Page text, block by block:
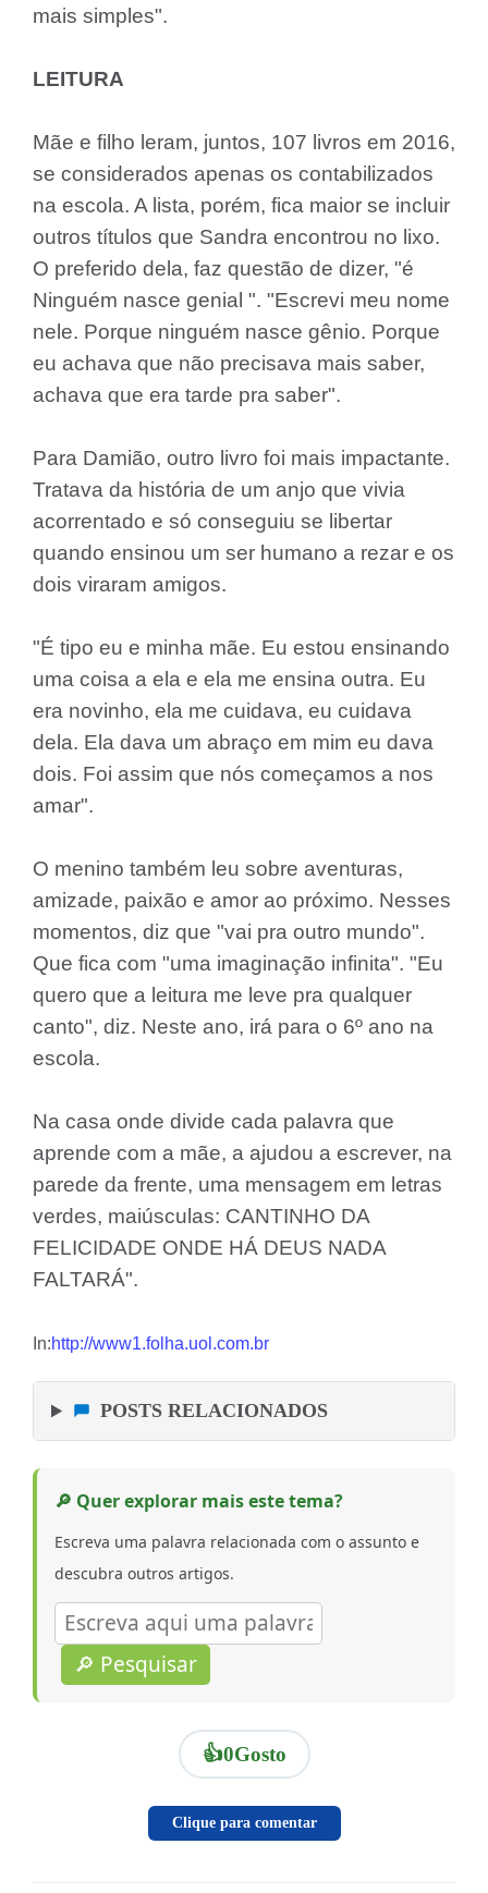
mais simples".
LEITURA
Mãe e filho leram, juntos, 107 livros em 2016,
se considerados apenas os contabilizados
na escola. A lista, porém, fica maior se incluir
outros títulos que Sandra encontrou no lixo.
O preferido dela, faz questão de dizer, "é
Ninguém nasce genial ". "Escrevi meu nome
nele. Porque ninguém nasce gênio. Porque
eu achava que não precisava mais saber,
achava que era tarde pra saber".
Para Damião, outro livro foi mais impactante.
Tratava da história de um anjo que vivia
acorrentado e só conseguiu se libertar
quando ensinou um ser humano a rezar e os
dois viraram amigos.
"É tipo eu e minha mãe. Eu estou ensinando
uma coisa a ela e ela me ensina outra. Eu
era novinho, ela me cuidava, eu cuidava
dela. Ela dava um abraço em mim eu dava
dois. Foi assim que nós começamos a nos
amar".
O menino também leu sobre aventuras,
amizade, paixão e amor ao próximo. Nesses
momentos, diz que "vai pra outro mundo".
Que fica com "uma imaginação infinita". "Eu
quero que a leitura me leve pra qualquer
canto", diz. Neste ano, irá para o 6º ano na
escola.
Na casa onde divide cada palavra que
aprende com a mãe, a ajudou a escrever, na
parede da frente, uma mensagem em letras
verdes, maiúsculas: CANTINHO DA
FELICIDADE ONDE HÁ DEUS NADA
FALTARÁ".
In:http://www1.folha.uol.com.br
POSTS RELACIONADOS
🔎 Quer explorar mais este tema?
Escreva uma palavra relacionada com o assunto e
descubra outros artigos.
🔎 Pesquisar
👍0Gosto
Clique para comentar